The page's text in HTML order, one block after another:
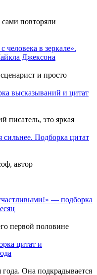
повторяли
человека в зеркале».
Джексона
и просто
высказываний и цитат
писатель, это яркая
сильнее. Подборка цитат
автор
— подборка
первой половине
цитат и
года. Она подкрадывается